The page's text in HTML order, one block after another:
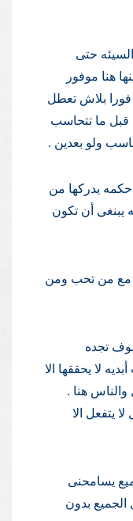
حتى
هنا موفور
بلاش تعطل
ما تتحاسب
ولو بعدين .
يدركها من
يبنغى أن تكون
مع من تحب ومن
تجده
لا يحققها الا
هنا .
الا
يسامحنى
بدون